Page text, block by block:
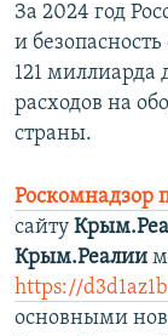
За 2024 год
и
121 миллиарда
расходов на
страны.
Роскомнадзор
сайту
Крым.Реалии
https://
основными